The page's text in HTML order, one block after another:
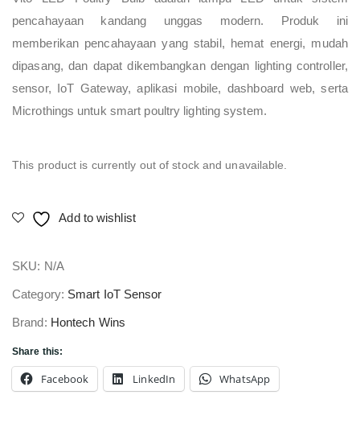
pencahayaan kandang unggas modern. Produk ini
memberikan pencahayaan yang stabil, hemat energi, mudah
dipasang, dan dapat dikembangkan dengan lighting controller,
sensor, IoT Gateway, aplikasi mobile, dashboard web, serta
Microthings untuk smart poultry lighting system.
This product is currently out of stock and unavailable.
Add to wishlist
SKU: N/A
Category: Smart IoT Sensor
Brand: Hontech Wins
Share this:
Facebook LinkedIn WhatsApp